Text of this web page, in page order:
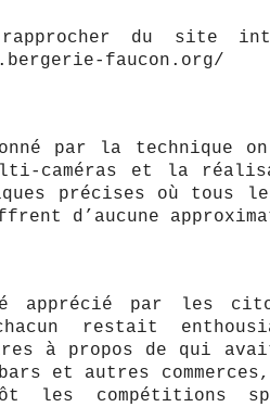
du site
faucon.org/
par la technique
caméras et la
précises où tous
d’aucune
par les
restait
à propos de qui
et autres
les compétitions